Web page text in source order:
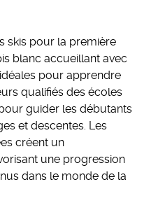
skis pour la première
blanc accueillant avec
pour apprendre
qualifiés des écoles
guider les débutants
et descentes. Les
créent un
une progression
dans le monde de la